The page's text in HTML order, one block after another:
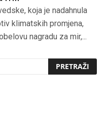
koja je nadahnula
klimatskih promjena,
nagradu za mir,...